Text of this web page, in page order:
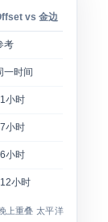
vs 金边
考
一时间
小时
小时
小时
小时
上重叠 太平洋